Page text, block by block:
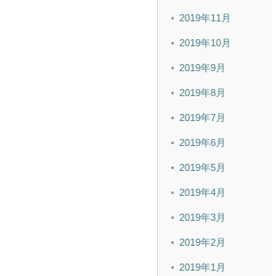
2019年11月
2019年10月
2019年9月
2019年8月
2019年7月
2019年6月
2019年5月
2019年4月
2019年3月
2019年2月
2019年1月